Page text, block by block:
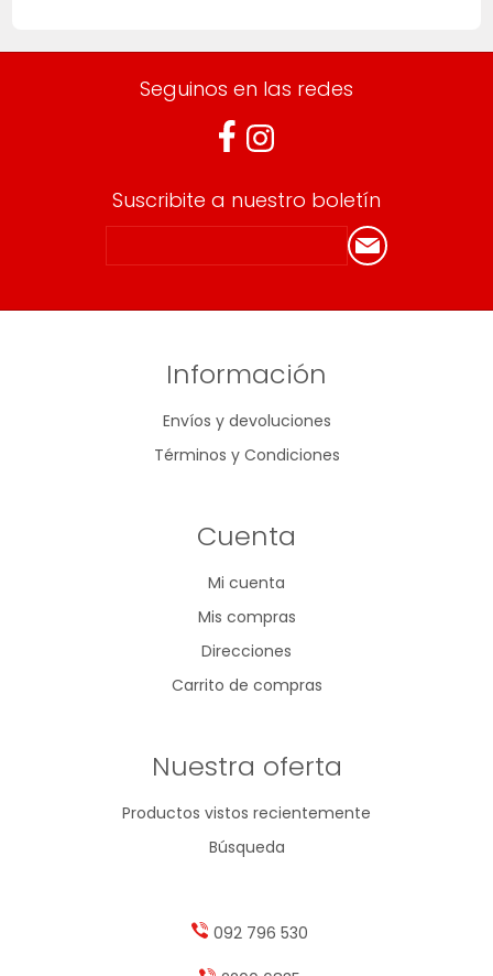
Seguinos en las redes
Suscribite a nuestro boletín
Información
Envíos y devoluciones
Términos y Condiciones
Cuenta
Mi cuenta
Mis compras
Direcciones
Carrito de compras
Nuestra oferta
Productos vistos recientemente
Búsqueda
092 796 530